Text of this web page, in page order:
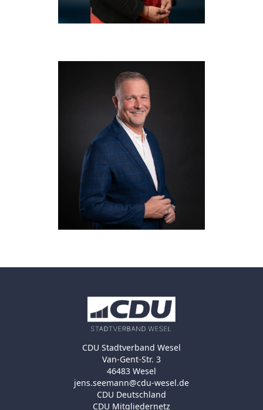
CDU Stadtverband Wesel
Van-Gent-Str. 3
46483 Wesel
jens.seemann@cdu-wesel.de
CDU Deutschland
CDU Mitgliedernetz